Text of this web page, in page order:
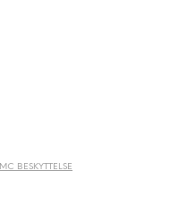
MC BESKYTTELSE